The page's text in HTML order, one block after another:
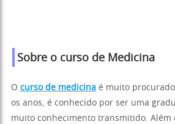
Sobre o curso de Medicina
O curso de medicina é muito
os anos, é conhecido por ser uma
muito conhecimento transmitido. Além